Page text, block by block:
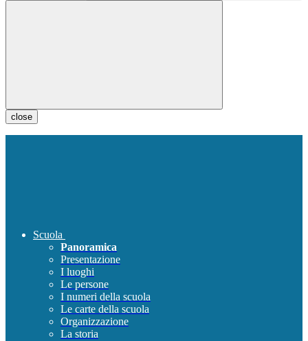
close
Scuola
Panoramica
Presentazione
I luoghi
Le persone
I numeri della scuola
Le carte della scuola
Organizzazione
La storia